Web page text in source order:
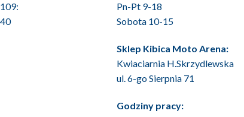
Pn-Pt 9-18
Sobota 10-15
Sklep Kibica Moto Arena:
Kwiaciarnia H.Skrzydlewska
ul. 6-go Sierpnia 71
Godziny pracy: